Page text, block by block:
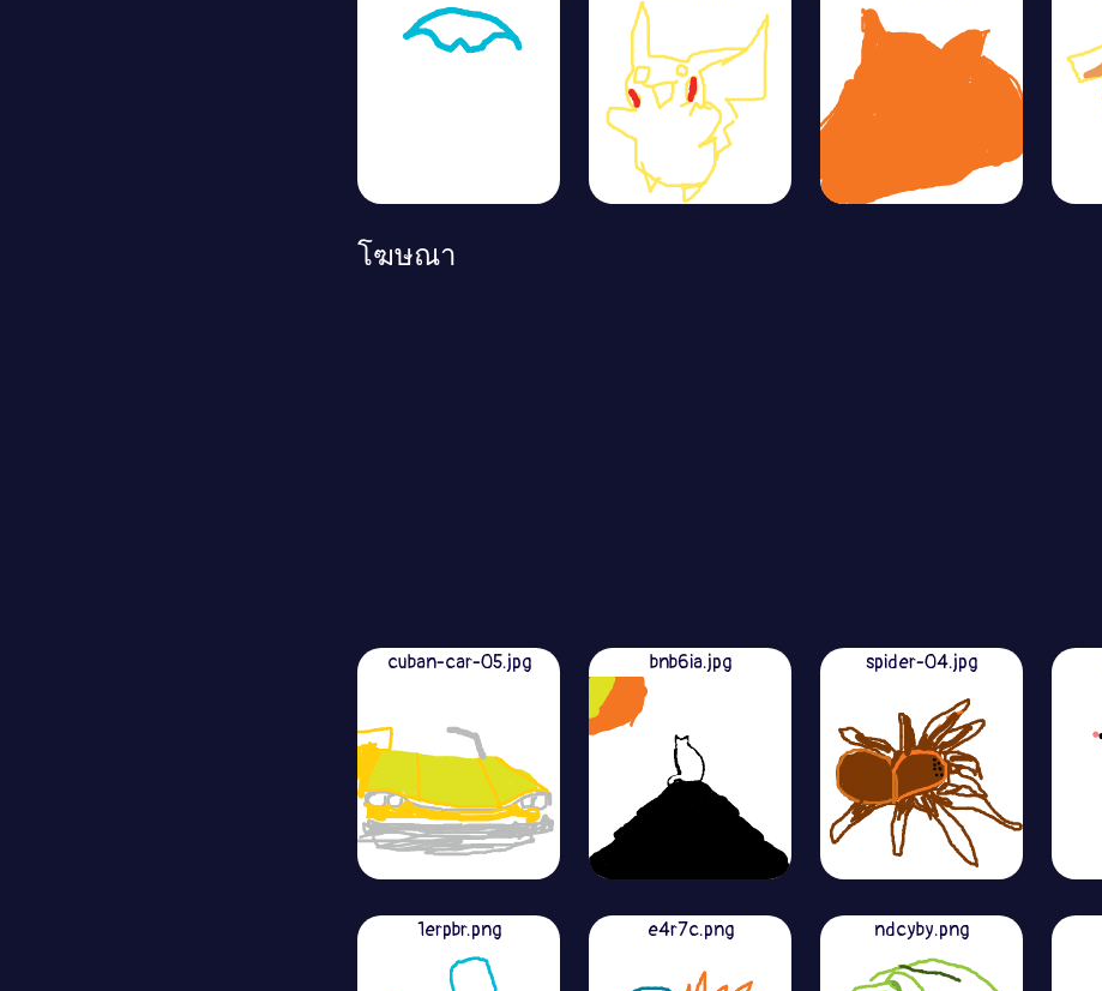
โฆษณา
cuban-car-05.jpg bnb6ia.jpg spider-04.jpg
1erpbr.png e4r7c.png ndcyby.png